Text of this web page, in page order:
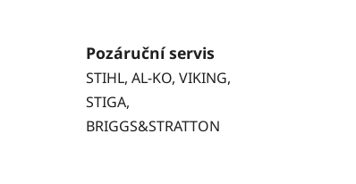
Pozáruční servis
STIHL, AL-KO, VIKING,
STIGA,
BRIGGS&STRATTON